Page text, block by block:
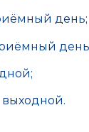
день;
выходной.